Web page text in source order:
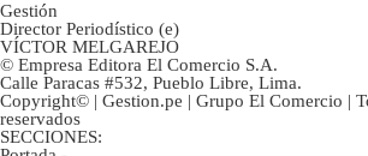
Gestión
Director Periodístico (e)
VÍCTOR MELGAREJO
© Empresa Editora El Comercio S.A.
Calle Paracas #532, Pueblo Libre, Lima.
Copyright© | Gestion.pe | Grupo El Comercio |
reservados
SECCIONES: